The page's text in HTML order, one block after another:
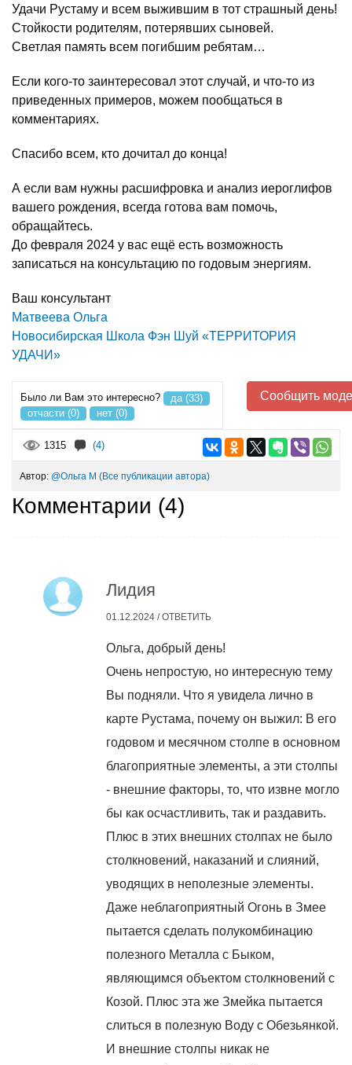
Удачи Рустаму и всем выжившим в тот страшный день!
Стойкости родителям, потерявших сыновей.
Светлая память всем погибшим ребятам…
Если кого-то заинтересовал этот случай, и что-то из
приведенных примеров, можем пообщаться в
комментариях.
Спасибо всем, кто дочитал до конца!
А если вам нужны расшифровка и анализ иероглифов
вашего рождения, всегда готова вам помочь,
обращайтесь.
До февраля 2024 у вас ещё есть возможность
записаться на консультацию по годовым энергиям.
Ваш консультант
Матвеева Ольга
Новосибирская Школа Фэн Шуй «ТЕРРИТОРИЯ
УДАЧИ»
Было ли Вам это интересно?
да (33)
отчасти (0)
нет (0)
Сообщить
1315 (4)
Автор: @Ольга М (Все публикации автора)
Комментарии (4)
Лидия
01.12.2024 /ОТВЕТИТЬ
Ольга, добрый день!
Очень непростую, но интересную тему
Вы подняли. Что я увидела лично в
карте Рустама, почему он выжил: В его
годовом и месячном столпе в основном
благоприятные элементы, а эти столпы
- внешние факторы, то, что извне могло
бы как осчастливить, так и раздавить.
Плюс в этих внешних столпах не было
столкновений, наказаний и слияний,
уводящих в неполезные элементы.
Даже неблагоприятный Огонь в Змее
пытается сделать полукомбинацию
полезного Металла с Быком,
являющимся объектом столкновений с
Козой. Плюс эта же Змейка пытается
слиться в полезную Воду с Обезьянкой.
И внешние столпы никак не